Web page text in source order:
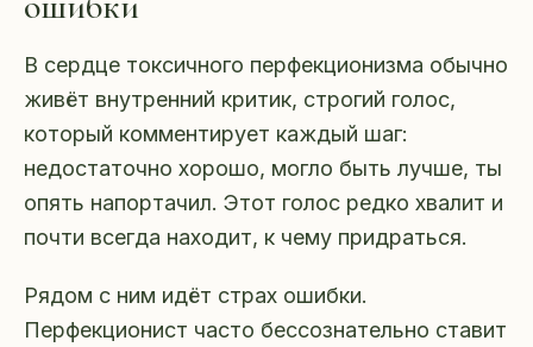
В сердце токсичного перфекционизма обычно
живёт внутренний критик, строгий голос,
который комментирует каждый шаг:
недостаточно хорошо, могло быть лучше, ты
опять напортачил. Этот голос редко хвалит и
почти всегда находит, к чему придраться.
Рядом с ним идёт страх ошибки.
Перфекционист часто бессознательно ставит